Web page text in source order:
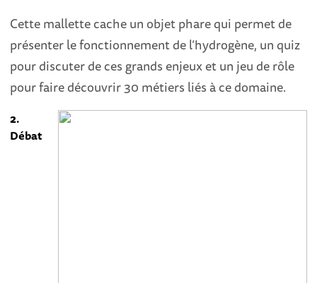
Cette mallette cache un objet phare qui permet de
présenter le fonctionnement de l’hydrogène, un quiz
pour discuter de ces grands enjeux et un jeu de rôle
pour faire découvrir 30 métiers liés à ce domaine.
2.
Débat